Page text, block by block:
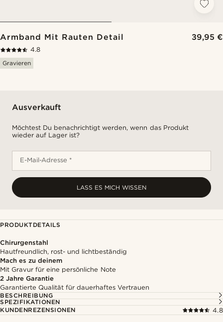
Armband Mit Rauten Detail 39,95 €
4.8
Gravieren
Ausverkauft
Möchtest Du benachrichtigt werden, wenn das Produkt
wieder auf Lager ist?
E-Mail-Adresse *
LASS ES MICH WISSEN
PRODUKTDETAILS
Chirurgenstahl
Hautfreundlich, rost- und lichtbeständig
Mach es zu deinem
Mit Gravur für eine persönliche Note
2 Jahre Garantie
Garantierte Qualität für dauerhaftes Vertrauen
BESCHREIBUNG
SPEZIFIKATIONEN
KUNDENREZENSIONEN
4.8